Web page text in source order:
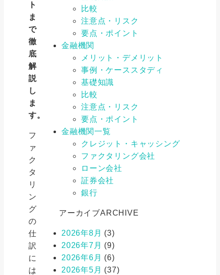
ト
ま
で
徹
底
解
説
し
ま
す。
フ
ァ
ク
タ
リ
ン
グ
の
仕
訳
に
は
比較
注意点・リスク
要点・ポイント
金融機関
メリット・デメリット
事例・ケーススタディ
基礎知識
比較
注意点・リスク
要点・ポイント
金融機関一覧
クレジット・キャッシング
ファクタリング会社
ローン会社
証券会社
銀行
アーカイブARCHIVE
2026年8月 (3)
2026年7月 (9)
2026年6月 (6)
2026年5月 (37)